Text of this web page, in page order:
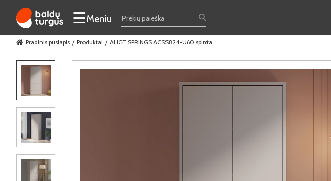
☰Meniu
Pradinis puslapis Produktai ALICE SPRINGS ACSS824-U60 spinta